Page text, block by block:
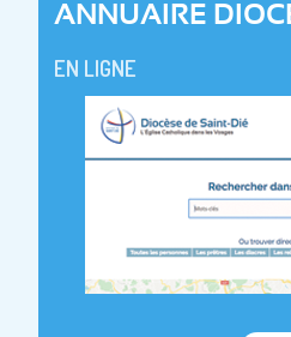
ANNUAIRE
EN LIGNE